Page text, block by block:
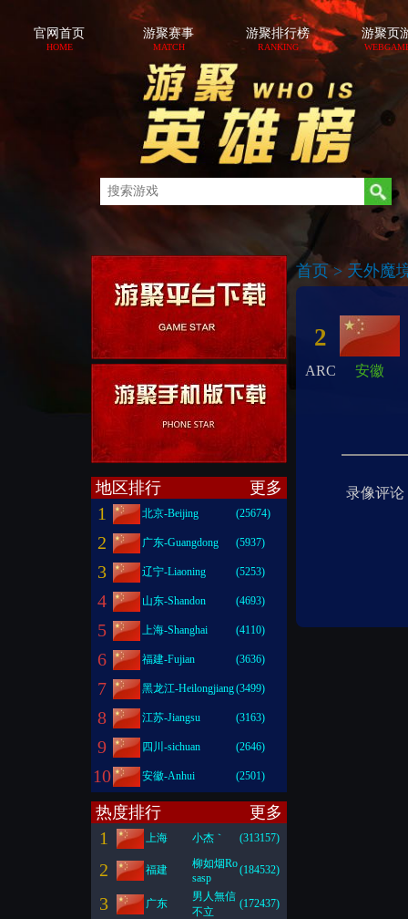
官网首页
HOME
游聚赛事
MATCH
游聚排行榜
RANKING
游聚页
地区排行 更多
1 北京-Beijing (25674)
2 广东-Guangdong (5937)
3 辽宁-Liaoning (5253)
4 山东-Shandon (4693)
5 上海-Shanghai (4110)
6 福建-Fujian (3636)
7 黑龙江-Heilongjiang(3499)
8 江苏-Jiangsu (3163)
9 四川-sichuan (2646)
10 安徽-Anhui (2501)
热度排行 更多
1 上海 小杰｀ (313157)
2 福建
柳如烟Ro
sasp
(184532)
3 广东
男人無信
不立
(172437)
首页 > 天外魔
2
ARC 安徽
录像评论